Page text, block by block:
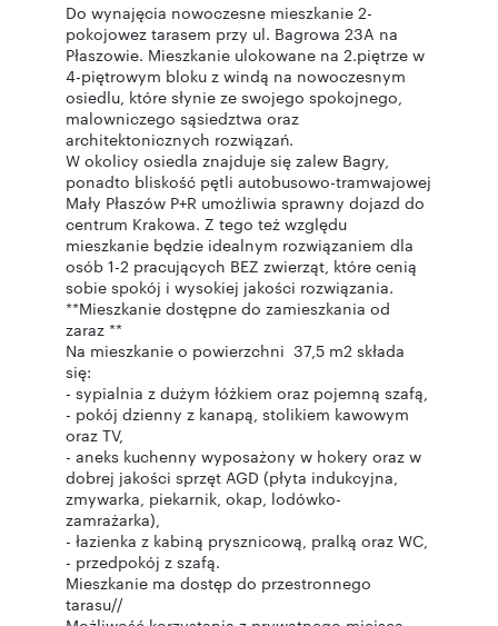
Do wynajęcia nowoczesne mieszkanie 2-
pokojowez tarasem przy ul. Bagrowa 23A na
Płaszowie. Mieszkanie ulokowane na 2.piętrze w
4-piętrowym bloku z windą na nowoczesnym
osiedlu, które słynie ze swojego spokojnego,
malowniczego sąsiedztwa oraz
architektonicznych rozwiązań.
W okolicy osiedla znajduje się zalew Bagry,
ponadto bliskość pętli autobusowo-tramwajowej
Mały Płaszów P+R umożliwia sprawny dojazd do
centrum Krakowa. Z tego też względu
mieszkanie będzie idealnym rozwiązaniem dla
osób 1-2 pracujących BEZ zwierząt, które cenią
sobie spokój i wysokiej jakości rozwiązania.
**Mieszkanie dostępne do zamieszkania od
zaraz **
Na mieszkanie o powierzchni 37,5 m2 składa
się:
- sypialnia z dużym łóżkiem oraz pojemną szafą,
- pokój dzienny z kanapą, stolikiem kawowym
oraz TV,
- aneks kuchenny wyposażony w hokery oraz w
dobrej jakości sprzęt AGD (płyta indukcyjna,
zmywarka, piekarnik, okap, lodówko-
zamrażarka),
- łazienka z kabiną prysznicową, pralką oraz WC,
- przedpokój z szafą.
Mieszkanie ma dostęp do przestronnego
tarasu//